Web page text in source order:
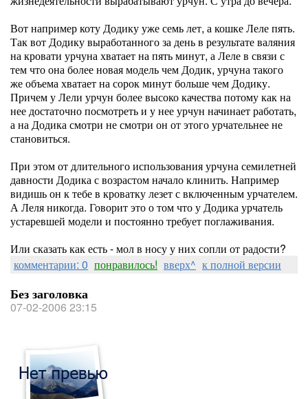
Вот например коту Додику уже семь лет, а кошке Леле пять.
Так вот Додику выработанного за день в результате валяния
на кровати урчуна хватает на пять минут, а Леле в связи с
тем что она более новая модель чем Додик, урчуна такого
же объема хватает на сорок минут больше чем Додику.
Причем у Лели урчун более высоко качества потому как на
нее достаточно посмотреть и у нее урчун начинает работать,
а на Додика смотри не смотри он от этого урчательнее не
становиться.
При этом от длительного использования урчуна семилетней
давности Додика с возрастом начало клинить. Например
видишь он к тебе в кроватку лезет с включенным урчателем.
А Леля никогда. Говорит это о том что у Додика урчатель
устаревшей модели и постоянно требует поглаживания.
Или сказать как есть - мол в носу у них сопли от радости?
комментарии: 0 понравилось! вверх^ к полной версии
Без заголовка
07-02-2006 23:15